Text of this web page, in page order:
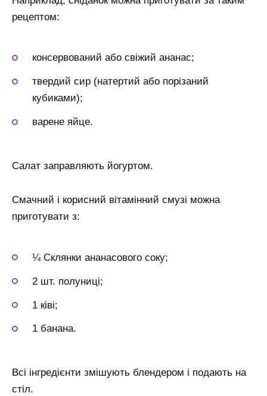
рецептом:
консервований або свіжий ананас;
твердий сир (натертий або порізаний
кубиками);
варене яйце.
Салат заправляють йогуртом.
Смачний і корисний вітамінний смузі можна
приготувати з:
¼ Склянки ананасового соку;
2 шт. полуниці;
1 ківі;
1 банана.
Всі інгредієнти змішують блендером і подають на
стіл.